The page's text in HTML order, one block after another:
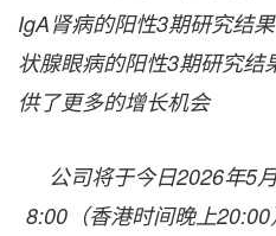
IgA肾病的阳性3期研究结
状腺眼病的阳性3期研究结
供了更多的增长机会
公司将于今日2026年5
8:00 （香港时间晚上20:00